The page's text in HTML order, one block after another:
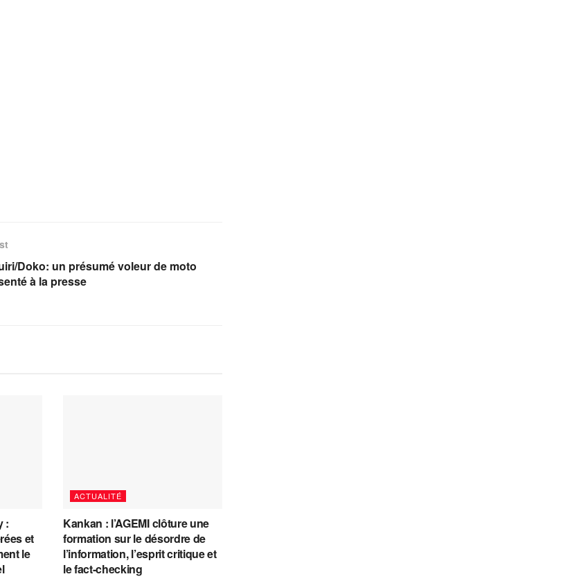
Doko: un présumé voleur de moto
à la presse
:
et
le
ACTUALITÉ
Kankan : l’AGEMI clôture une
formation sur le désordre de
l’information, l’esprit critique et
le fact-checking